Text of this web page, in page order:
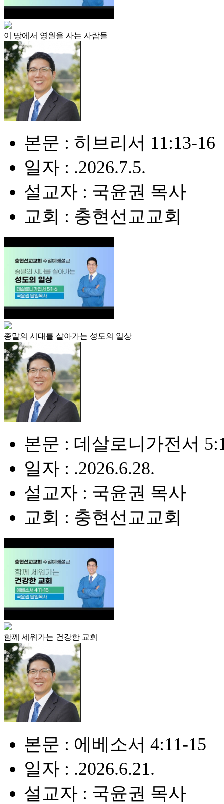
이 땅에서 영원을 사는 사람들
본문 : 히브리서 11:13-16
일자 : .2026.7.5.
설교자 : 국윤권 목사
교회 : 충현선교교회
종말의 시대를 살아가는 성도의 일상
본문 : 데살로니가전서
일자 : .2026.6.28.
설교자 : 국윤권 목사
교회 : 충현선교교회
함께 세워가는 건강한 교회
본문 : 에베소서 4:11-15
일자 : .2026.6.21.
설교자 : 국윤권 목사